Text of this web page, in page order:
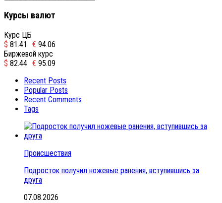
Курсы валют
Курс ЦБ
$ 81.41 € 94.06
Биржевой курс
$ 82.44 € 95.09
Recent Posts
Popular Posts
Recent Comments
Tags
Происшествия
Подросток получил ножевые ранения, вступившись за
друга
07.08.2026